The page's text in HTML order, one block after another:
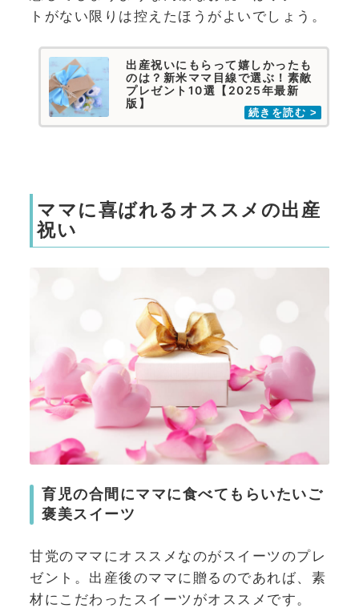
トがない限りは控えたほうがよいでしょう。
出産祝いにもらって嬉しかったも
のは？新米ママ目線で選ぶ！素敵
プレゼント10選【2025年最新
版】
ママに喜ばれるオススメの出産
祝い
育児の合間にママに食べてもらいたいご
褒美スイーツ
甘党のママにオススメなのがスイーツのプレ
ゼント。出産後のママに贈るのであれば、素
材にこだわったスイーツがオススメです。